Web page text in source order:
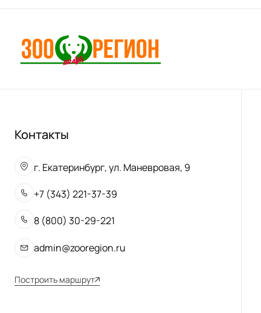
Контакты
г. Екатеринбург, ул. Маневровая, 9
+7 (343) 221-37-39
8 (800) 30-29-221
admin@zooregion.ru
Построить маршрут